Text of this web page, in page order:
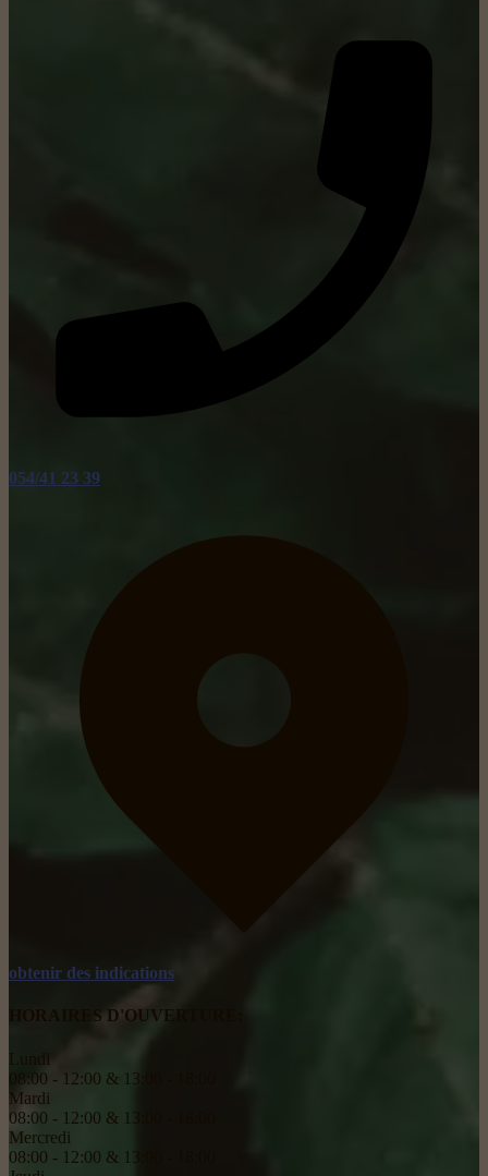
054/41 23 39
obtenir des indications
HORAIRES D'OUVERTURE:
08:00 - 12:00 & 13:00 - 18:00
Mardi
08:00 - 12:00 & 13:00 - 18:00
Mercredi
08:00 - 12:00 & 13:00 - 18:00